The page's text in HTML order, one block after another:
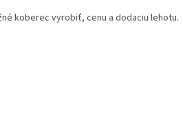
koberec vyrobiť, cenu a dodaciu lehotu.